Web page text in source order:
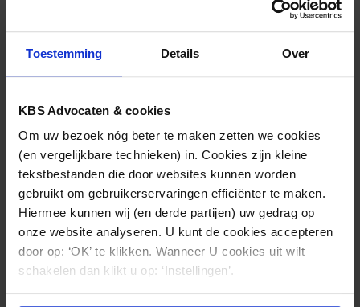
Toestemming Details Over
KBS Advocaten & cookies
Om uw bezoek nóg beter te maken zetten we cookies
(en vergelijkbare technieken) in. Cookies zijn kleine
tekstbestanden die door websites kunnen worden
gebruikt om gebruikerservaringen efficiënter te maken.
Hiermee kunnen wij (en derde partijen) uw gedrag op
onze website analyseren. U kunt de cookies accepteren
door op: ‘OK’ te klikken. Wanneer U cookies uit wilt
schakelen dan klikt u op: ‘Instellingen’.
beroepsgeheim noodzakelijk acht ter bescherming
van de belangen van de patiënt (of zijn naasten).
met deze situatie te maken krijgen en naast een
tandheelkundige beoordeling ook juridische
aspecten een belangrijke rol spelen, is het raadzaam
u goed te laten adviseren.
Voor de uitspraak van het Regionaal Tuchtcollege
voor de Gezondheidszorg klik hier .